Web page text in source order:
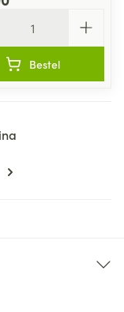
Bestel
pagina